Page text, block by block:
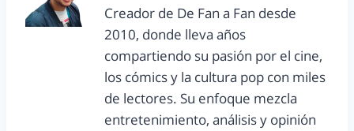
Creador de De Fan a Fan desde
2010, donde lleva años
compartiendo su pasión por el cine,
los cómics y la cultura pop con miles
de lectores. Su enfoque mezcla
entretenimiento, análisis y opinión